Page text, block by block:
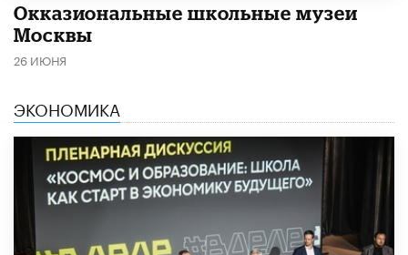
​Окказиональные школьные музеи
Москвы
26 ИЮНЯ
ЭКОНОМИКА